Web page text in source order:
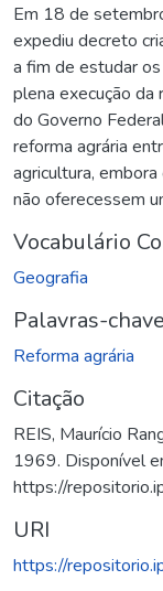
Em 18 de
expediu decreto
a fim de estudar
plena execução da
do Governo
reforma agrária
agricultura,
não oferecessem
Vocabulário
Geografia
Palavras-chave
Reforma agrária
Citação
REIS, Maurício
1969. Disponível
https://
URI
https://